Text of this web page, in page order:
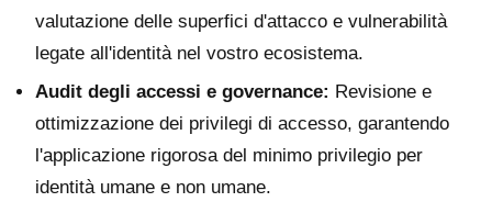
valutazione delle superfici d'attacco e vulnerabilità
legate all'identità nel vostro ecosistema.
Audit degli accessi e governance: Revisione e
ottimizzazione dei privilegi di accesso, garantendo
l'applicazione rigorosa del minimo privilegio per
identità umane e non umane.